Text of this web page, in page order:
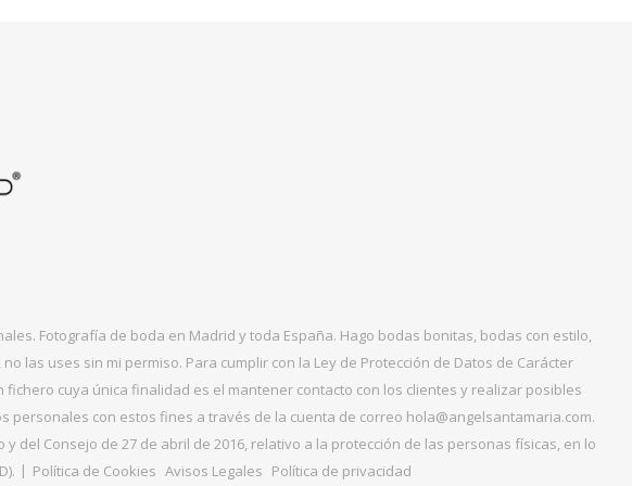
Fotografía de boda en Madrid y toda España. Hago bodas bonitas, bodas con estilo,
las uses sin mi permiso. Para cumplir con la Ley de Protección de Datos de Carácter
cuya única finalidad es el mantener contacto con los clientes y realizar posibles
con estos fines a través de la cuenta de correo hola@angelsantamaria.com.
del Consejo de 27 de abril de 2016, relativo a la protección de las personas físicas, en lo
Política de Cookies Avisos Legales Política de privacidad